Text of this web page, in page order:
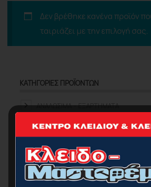
Δεν βρέθηκε κανένα προϊόν
ταιριάζει με την επιλογή σας.
ΚΑΤΗΓΟΡΊΕΣ ΠΡΟΪΌΝΤΩΝ
ΑΝΑΛΏΣΙΜΑ – ΕΞΑΡΤΉΜΑΤΑ
ΑΤΟΜΙΚΉ ΠΡΟΣΤΑΣΊΑ
ΕΠΕΤΕΙΑΚΆ
ΕΡΓΑΛΕΊΑ ΧΕΙΡΌΣ
ΚΉΠΟΣ